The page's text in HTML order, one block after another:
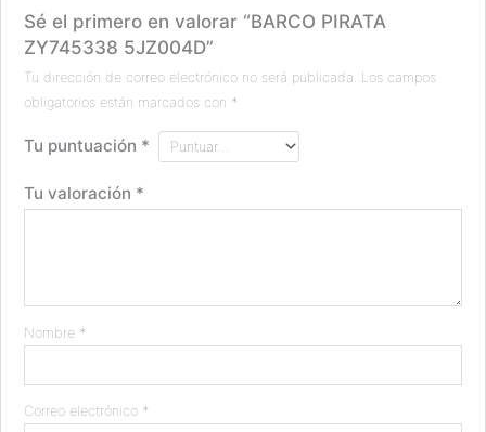
Sé el primero en valorar “BARCO PIRATA
ZY745338 5JZ004D”
Tu dirección de correo electrónico no será publicada. Los campos
obligatorios están marcados con *
Tu puntuación *
Tu valoración *
Nombre *
Correo electrónico *